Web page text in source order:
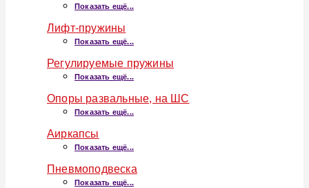
Показать ещё...
Лифт-пружины
Показать ещё...
Регулируемые пружины
Показать ещё...
Опоры развальные, на ШС
Показать ещё...
Аиркапсы
Показать ещё...
Пневмоподвеска
Показать ещё...